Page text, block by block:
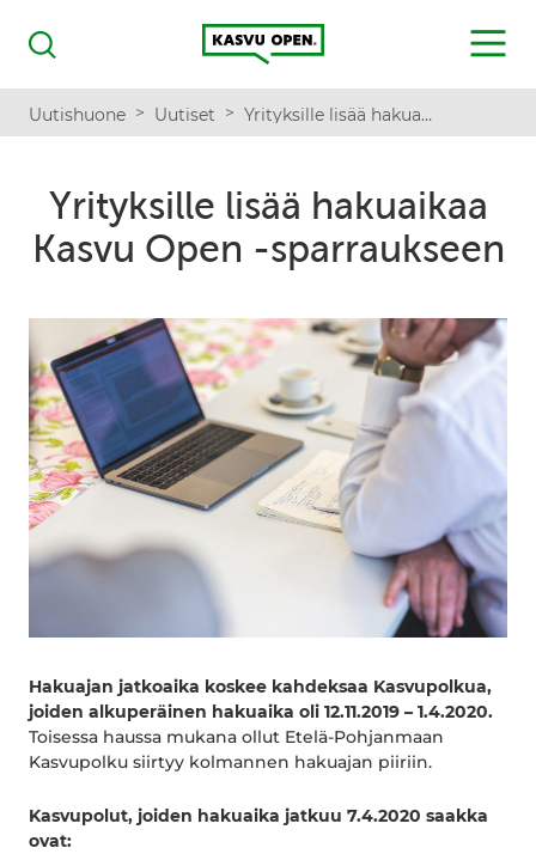
Haku
Kasvu Open
MENU
Uutishuone > Uutiset > Yrityksille lisää hakuaikaa Kasvu Open -sparraukseen
Yrityksille lisää hakuaikaa
Kasvu Open -sparraukseen
Hakuajan jatkoaika koskee kahdeksaa Kasvupolkua,
joiden alkuperäinen hakuaika oli 12.11.2019 – 1.4.2020.
Toisessa haussa mukana ollut Etelä-Pohjanmaan
Kasvupolku siirtyy kolmannen hakuajan piiriin.
Kasvupolut, joiden hakuaika jatkuu 7.4.2020 saakka
ovat: